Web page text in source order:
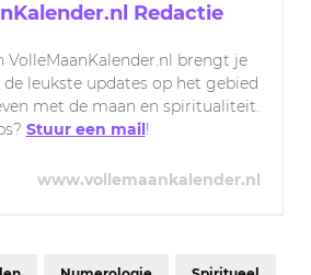
Redactie
VolleMaanKalender.nl brengt je
de leukste updates op het gebied
met de maan en spiritualiteit.
Stuur een mail !
www.vollemaankalender.nl